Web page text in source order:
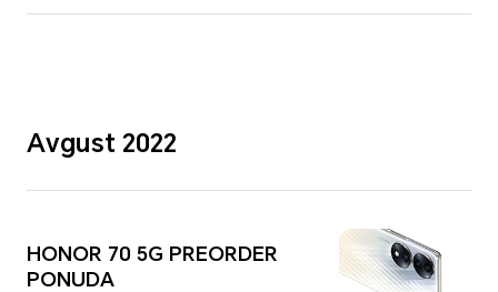
Avgust 2022
HONOR 70 5G PREORDER
PONUDA